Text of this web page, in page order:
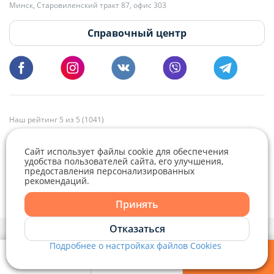
Telegram
18:00.
vg@domovita.by
Пишите и звоните нам в будние дни с 8:00 до 20:00.
Минск, Старовиленский тракт 87, офис 303
Справочный центр
Наш рейтинг 5 из 5 (1041)
Политика конфиденциальности,
Политика обработки файлов cookieиВыбор настроек Cookie
только при наличии активной ссылки.
Сайт использует файлы cookie для обеспечения
удобства пользователей сайта, его улучшения,
предоставления персонализированных
рекомендаций.
Принять
Отказаться
Подробнее о настройках файлов Cookies